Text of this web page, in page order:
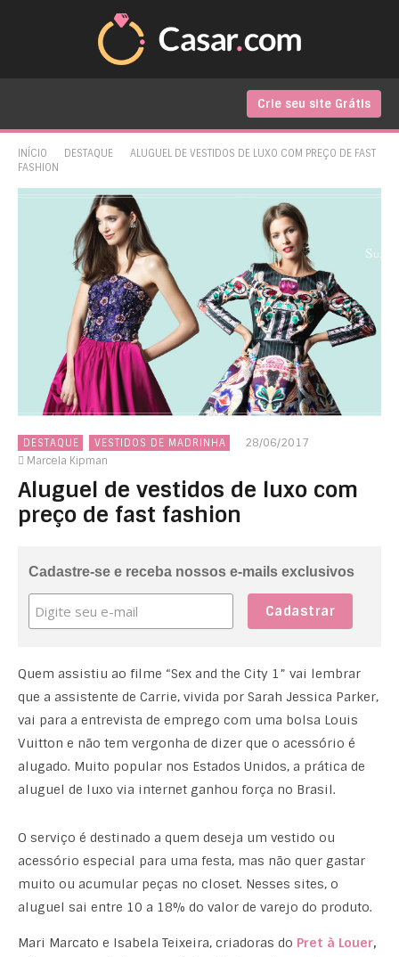
Crie seu site Grátis
INÍCIO DESTAQUE
ALUGUEL DE VESTIDOS DE LUXO COM PREÇO DE FAST
FASHION
DESTAQUE VESTIDOS DE MADRINHA
28/06/2017
Marcela Kipman
Aluguel de vestidos de luxo com
preço de fast fashion
Cadastre-se e receba nossos e-mails exclusivos
Quem assistiu ao filme “Sex and the City 1” vai lembrar
que a assistente de Carrie, vivida por Sarah Jessica Parker,
vai para a entrevista de emprego com uma bolsa Louis
Vuitton e não tem vergonha de dizer que o acessório é
alugado. Muito popular nos Estados Unidos, a prática de
aluguel de luxo via internet ganhou força no Brasil.
O serviço é destinado a quem deseja um vestido ou
acessório especial para uma festa, mas não quer gastar
muito ou acumular peças no closet. Nesses sites, o
aluguel sai entre 10 a 18% do valor de varejo do produto.
Mari Marcato e Isabela Teixeira, criadoras do Pret à Louer,